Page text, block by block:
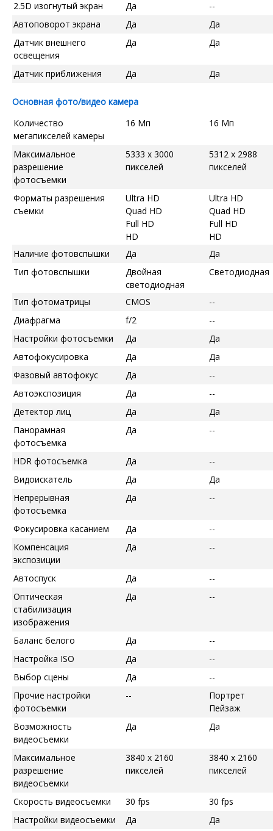
2.5D изогнутый экран Да
--
Автоповорот экрана
Да
Да
Датчик внешнего
освещения
Да Да
Датчик приближения Да Да
Основная фото/видео камера
Количество
мегапикселей камеры
16 Мп 16 Мп
Максимальное
разрешение
фотосъемки
5333 x 3000
пикселей
5312 x 2988
пикселей
Форматы разрешения
съемки
Ultra HD
Quad HD
Full HD
HD
Ultra HD
Quad HD
Full HD
HD
Наличие фотовспышки
Да
Да
Тип фотовспышки
Двойная
светодиодная
Светодиодная
Тип фотоматрицы CMOS
--
Диафрагма
f/2
--
Настройки фотосъемки
Да
Да
Автофокусировка
Да
Да
Фазовый автофокус
Да
--
Автоэкспозиция
Да
--
Детектор лиц
Да
Да
Панорамная
фотосъемка
Да --
HDR фотосъемка Да
--
Видоискатель
Да
Да
Непрерывная
фотосъемка
Да --
Фокусировка касанием Да
--
Компенсация
экспозиции
Да --
Автоспуск Да
--
Оптическая
стабилизация
изображения
Да --
Баланс белого Да
--
Настройка ISO
Да
--
Выбор сцены
Да
--
Прочие настройки
фотосъемки
--
Портрет
Пейзаж
Возможность
видеосъемки
Да Да
Максимальное
разрешение
видеосъемки
3840 x 2160
пикселей
3840 x 2160
пикселей
Скорость видеосъемки 30 fps
30 fps
Настройки видеосъемки
Да
Да